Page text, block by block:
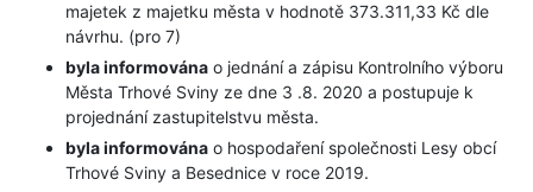
majetek z majetku města v hodnotě 373.311,33 Kč dle
návrhu. (pro 7)
byla informována o jednání a zápisu Kontrolního výboru
Města Trhové Sviny ze dne 3 .8. 2020 a postupuje k
projednání zastupitelstvu města.
byla informována o hospodaření společnosti Lesy obcí
Trhové Sviny a Besednice v roce 2019.